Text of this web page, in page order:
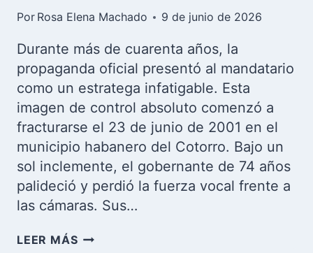
Por Rosa Elena Machado 9 de junio de 2026
Durante más de cuarenta años, la
propaganda oficial presentó al mandatario
como un estratega infatigable. Esta
imagen de control absoluto comenzó a
fracturarse el 23 de junio de 2001 en el
municipio habanero del Cotorro. Bajo un
sol inclemente, el gobernante de 74 años
palideció y perdió la fuerza vocal frente a
las cámaras. Sus…
LEER MÁSEL